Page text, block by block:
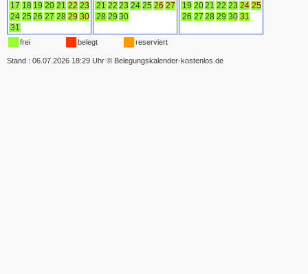
17 18 19 20 21 22 23
24 25 26 27 28 29 30
31
21 22 23 24 25 26 27
28 29 30
19 2021 22 23 24 25
26 27 28 29 30 31
frei belegt reserviert
Stand : 06.07.2026 18:29 Uhr © Belegungskalender-kostenlos.de